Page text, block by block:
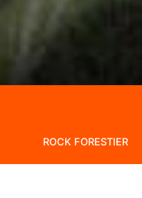
ROCK FORESTIER